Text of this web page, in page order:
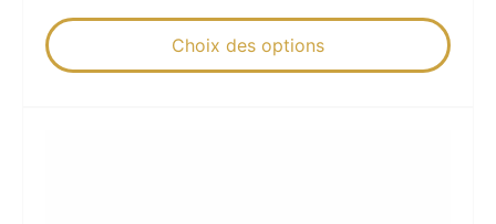
Choix des options